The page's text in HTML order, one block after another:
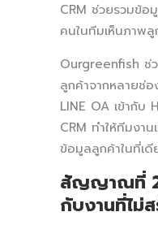
CRM ช่วยรวมข้อ
คนในทีมเห็นภาพ
Ourgreenfish ช่
ลูกค้าจากหลายช่
LINE OA เข้ากับ
CRM ทำให้ทีมงา
ข้อมูลลูกค้าในที่เดี
สัญญาณที่ 2:
กับงานที่ไม่